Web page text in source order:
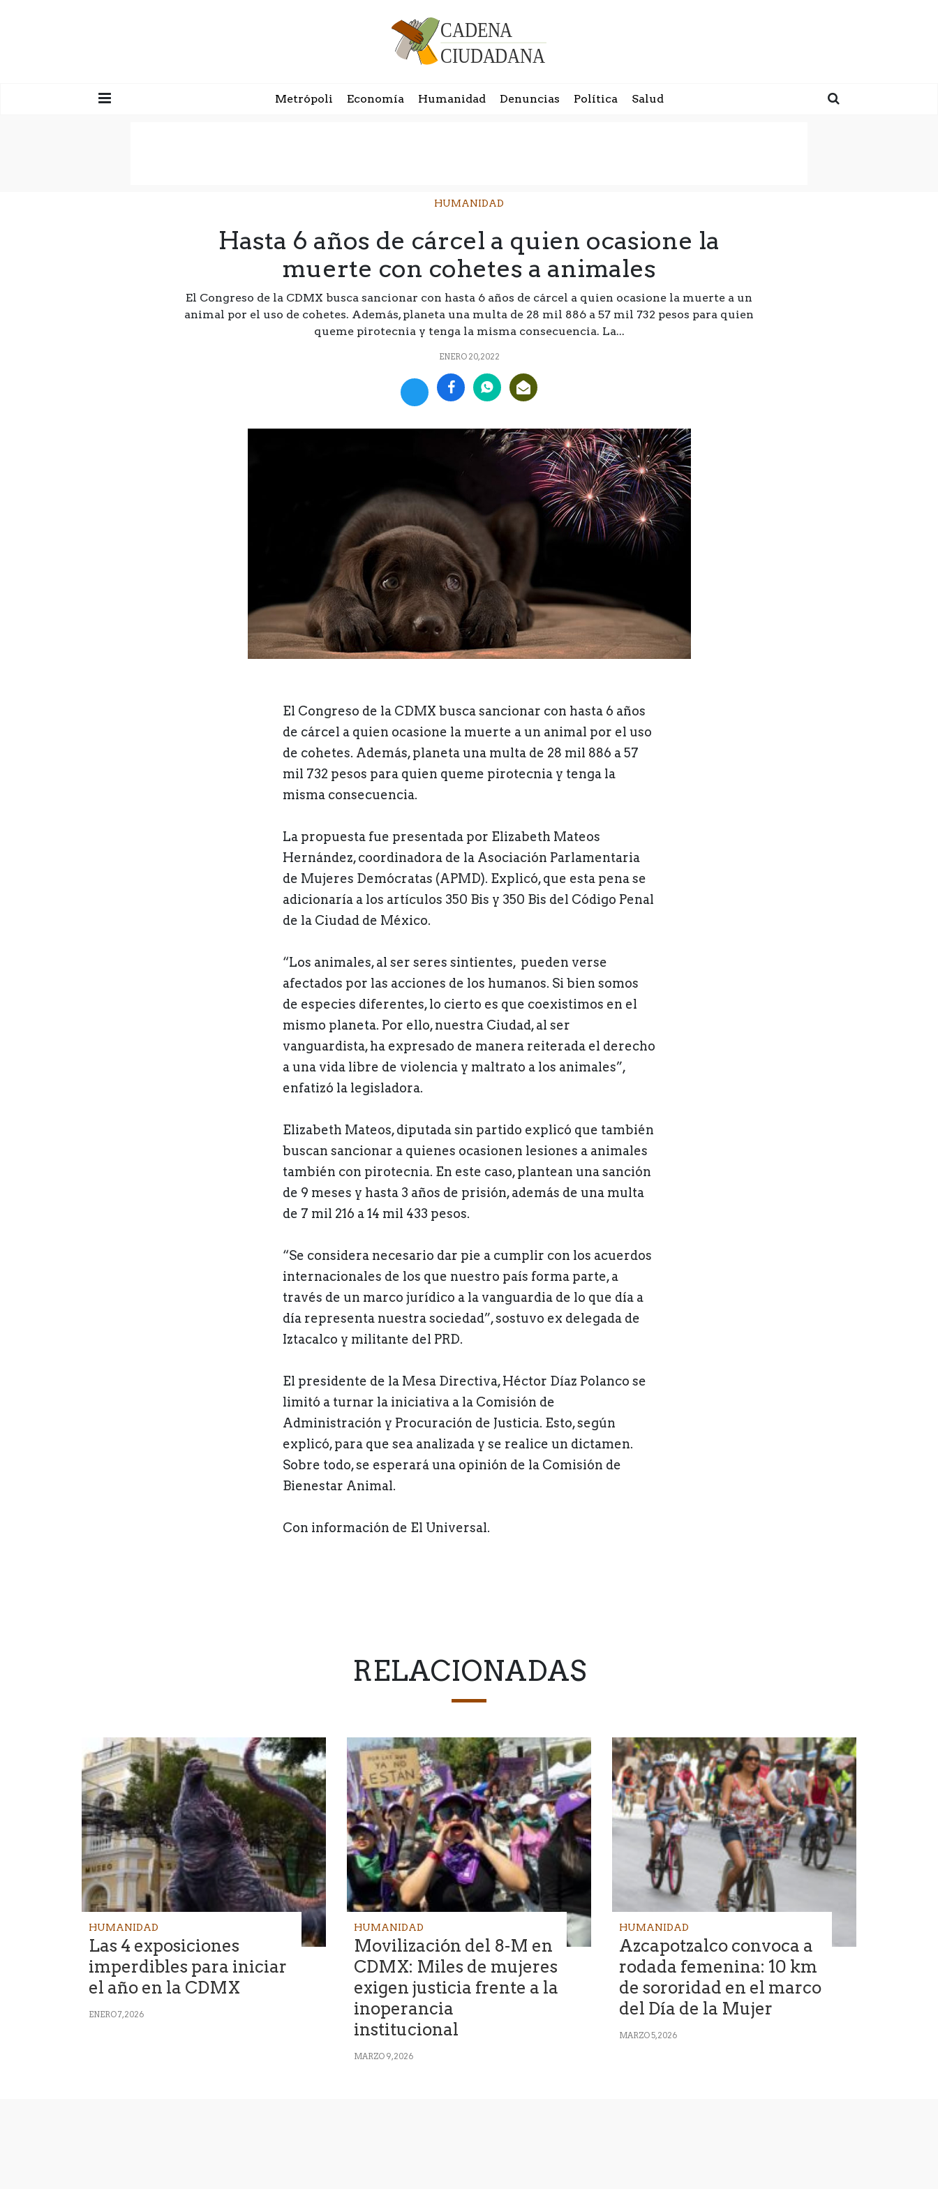
Metrópoli Economía Humanidad Denuncias Política Salud
HUMANIDAD
Hasta 6 años de cárcel a quien ocasione la
muerte con cohetes a animales
El Congreso de la CDMX busca sancionar con hasta 6 años de cárcel a quien ocasione la muerte a un
animal por el uso de cohetes. Además, planeta una multa de 28 mil 886 a 57 mil 732 pesos para quien
queme pirotecnia y tenga la misma consecuencia. La...
ENERO 20, 2022
El Congreso de la CDMX busca sancionar con hasta 6 años
de cárcel a quien ocasione la muerte a un animal por el uso
de cohetes. Además, planeta una multa de 28 mil 886 a 57
mil 732 pesos para quien queme pirotecnia y tenga la
misma consecuencia.
La propuesta fue presentada por Elizabeth Mateos
Hernández, coordinadora de la Asociación Parlamentaria
de Mujeres Demócratas (APMD). Explicó, que esta pena se
adicionaría a los artículos 350 Bis y 350 Bis del Código Penal
de la Ciudad de México.
“Los animales, al ser seres sintientes, pueden verse
afectados por las acciones de los humanos. Si bien somos
de especies diferentes, lo cierto es que coexistimos en el
mismo planeta. Por ello, nuestra Ciudad, al ser
vanguardista, ha expresado de manera reiterada el derecho
a una vida libre de violencia y maltrato a los animales”,
enfatizó la legisladora.
Elizabeth Mateos, diputada sin partido explicó que también
buscan sancionar a quienes ocasionen lesiones a animales
también con pirotecnia. En este caso, plantean una sanción
de 9 meses y hasta 3 años de prisión, además de una multa
de 7 mil 216 a 14 mil 433 pesos.
“Se considera necesario dar pie a cumplir con los acuerdos
internacionales de los que nuestro país forma parte, a
través de un marco jurídico a la vanguardia de lo que día a
día representa nuestra sociedad”, sostuvo ex delegada de
Iztacalco y militante del PRD.
El presidente de la Mesa Directiva, Héctor Díaz Polanco se
limitó a turnar la iniciativa a la Comisión de
Administración y Procuración de Justicia. Esto, según
explicó, para que sea analizada y se realice un dictamen.
Sobre todo, se esperará una opinión de la Comisión de
Bienestar Animal.
Con información de El Universal.
RELACIONADAS
HUMANIDAD
Las 4 exposiciones
imperdibles para iniciar
el año en la CDMX
ENERO 7, 2026
HUMANIDAD
Movilización del 8-M en
CDMX: Miles de mujeres
exigen justicia frente a la
inoperancia
institucional
MARZO 9, 2026
HUMANIDAD
Azcapotzalco convoca a
rodada femenina: 10 km
de sororidad en el marco
del Día de la Mujer
MARZO 5, 2026